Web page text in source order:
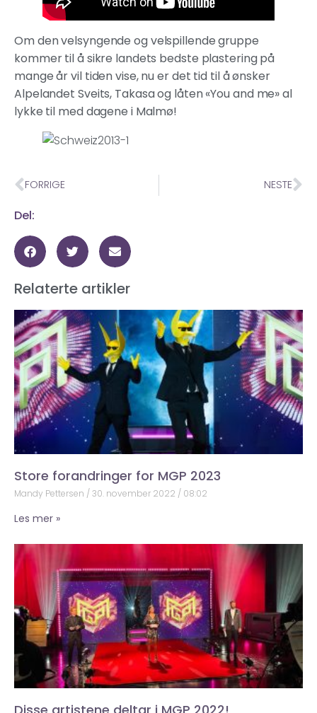
Om den velsyngende og velspillende gruppe
kommer til å sikre landets bedste plastering på
mange år vil tiden vise, nu er det tid til å ønsker
Alpelandet Sveits, Takasa og låten «You and me» al
lykke til med dagene i Malmø!
FORRIGE NESTE
Del:
Relaterte artikler
Store forandringer for MGP 2023
Mandy Pettersen 30. november 2022 08:02
Les mer »